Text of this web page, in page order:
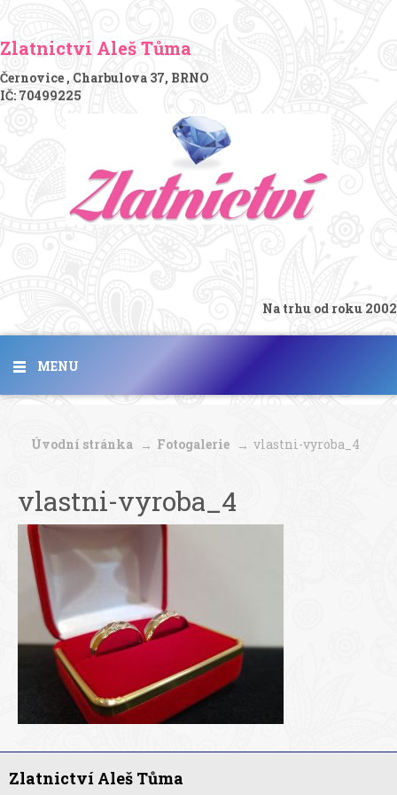
Zlatnictví Aleš Tůma
Černovice , Charbulova 37, BRNO
IČ: 70499225
Na trhu od roku 2002
MENU
Úvodní stránka Fotogalerie vlastni-vyroba_4
vlastni-vyroba_4
Zlatnictví Aleš Tůma